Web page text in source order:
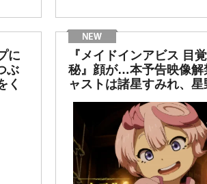
に
ぶ
く
『メイドインアビス 目
秘』顔が…本予告映像解
ャストは諸星すみれ、星